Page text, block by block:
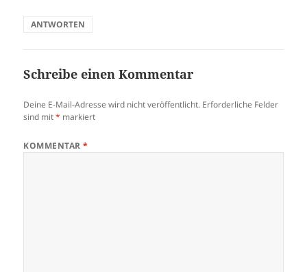
ANTWORTEN
Schreibe einen Kommentar
Deine E-Mail-Adresse wird nicht veröffentlicht. Erforderliche Felder
sind mit* markiert
KOMMENTAR*